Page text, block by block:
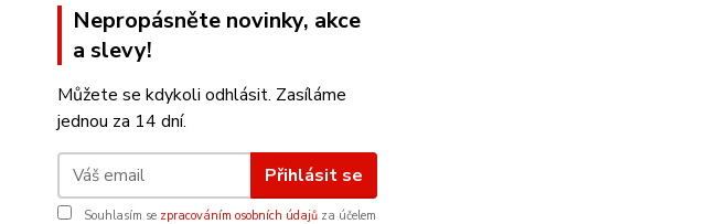
Nepropásněte novinky, akce
a slevy!
Můžete se kdykoli odhlásit. Zasíláme
jednou za 14 dní.
Přihlásit se
Souhlasím se zpracováním osobních údajů za účelem